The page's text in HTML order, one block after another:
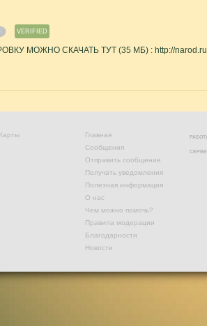
VERIFIED
МОЖНО СКАЧАТЬ ТУТ (35 МБ) : http://
Главная
Сообщения
Отправить сообщение
Получать уведомления
Полезная информация
О нас
Чем можно помочь?
Правила модерации
Благодарности
Новости